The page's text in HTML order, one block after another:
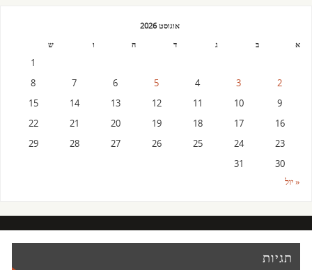
אוגוסט 2026
א
ב ג ד ה ו ש
1
2
3
4
5
6
7
8
9
10
11
12
13
14
15
16
17
18
19
20
21
22
23
24
25
26
27
28
29
30
31
« יול
תגיות